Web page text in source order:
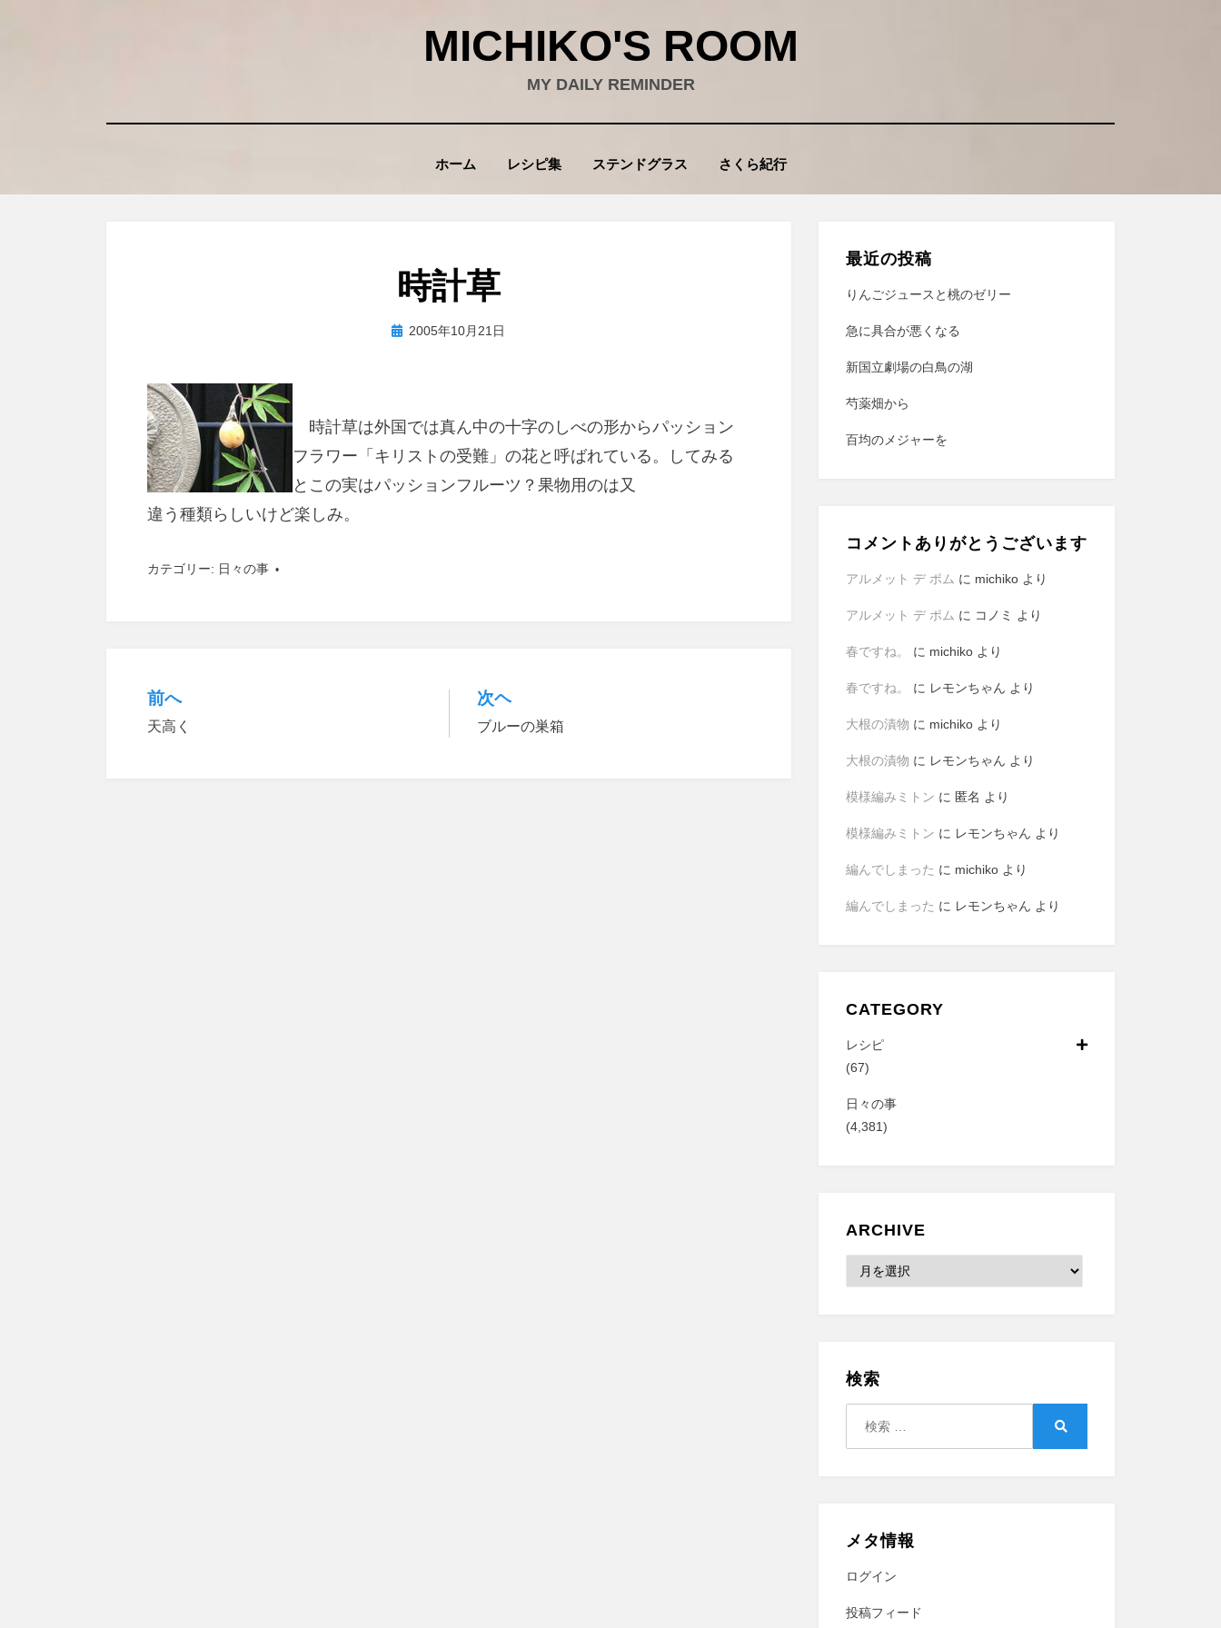
MICHIKO'S ROOM
MY DAILY REMINDER
ホーム レシピ集 ステンドグラス さくら紀行
時計草
投稿者wad
投 2005年10月21日
時計草は外国では真ん中の十字のしべの形からパッション
フラワー「キリストの受難」の花と呼ばれている。してみる
とこの実はパッションフルーツ？果物用のは又
違う種類らしいけど楽しみ。
カテゴリー: 日々の事
投
稿
前へ
天高く
次ヘ
ブルーの巣箱
最近の投稿
りんごジュースと桃のゼリー
急に具合が悪くなる
新国立劇場の白鳥の湖
芍薬畑から
百均のメジャーを
コメントありがとうございます
アルメット デ ポム に michikoより
アルメット デ ポム に コノミ より
春ですね。 に michikoより
春ですね。 に レモンちゃん より
大根の漬物 に michikoより
大根の漬物 に レモンちゃん より
模様編みミトン に 匿名 より
模様編みミトン に レモンちゃん より
編んでしまった に michikoより
編んでしまった に レモンちゃん より
CATEGORY
レシピ
(67)
日々の事
(4,381)
ARCHIVE
Archive
検索
メタ情報
ログイン
投稿フィード